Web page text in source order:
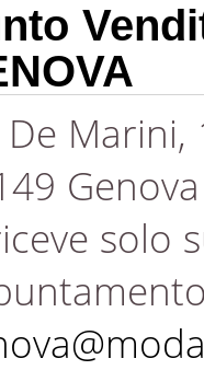
De Marini,
Genova
solo